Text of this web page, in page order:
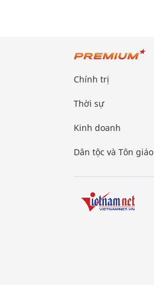
Chính trị
Thời sự
Kinh doanh
Dân tộc và Tôn giáo